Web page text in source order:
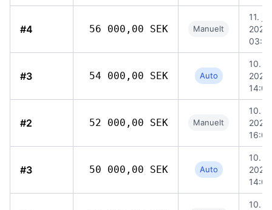
#4 56 000,00 SEK Manuelt
11.
2026,
#3 54 000,00 SEK Auto
10.
2026,
14:04
#2 52 000,00 SEK Manuelt
10.
2026,
16:00
#3 50 000,00 SEK Auto
10.
2026,
14:04
10.